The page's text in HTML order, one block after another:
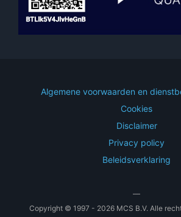
Algemene voorwaarden en
Cookies
Disclaimer
Privacy policy
Beleidsverklaring
—
Copyright © 1997 - 2026 MCS B.V. Alle